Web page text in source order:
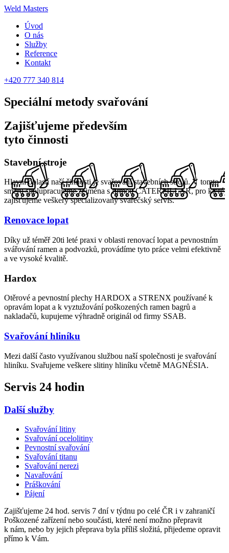
Weld Masters
Úvod
O nás
Služby
Reference
Kontakt
+420 777 340 814
Speciální metody svařování
Zajišťujeme především
tyto činnosti
Stavební stroje
Hlavní oblastí naší činnosti je svařování stavebních strojů. V tomto
směru spolupracujeme zejména s firmou CATERPILLAR, pro které
zajišťujeme veškerý specializovaný svařečský servis.
Renovace lopat
Díky už téměř 20ti leté praxi v oblasti renovací lopat a pevnostním
svářování ramen a podvozků, provádíme tyto práce velmi efektivně
a ve vysoké kvalitě.
Hardox
Otěrové a pevnostní plechy HARDOX a STRENX používané k
opravám lopat a k vyztužování poškozených ramen bagrů a
nakladačů, kupujeme výhradně originál od firmy SSAB.
Svařování hliníku
Mezi další často využívanou službou naší společnosti je svařování
hliníku. Svařujeme veškere slitiny hliníku včetně MAGNÉSIA.
Servis 24 hodin
Další služby
Svařování litiny
Svařování ocelolitiny
Pevnostní svařování
Svařování titanu
Svařování nerezi
Navařování
Práškování
Pájení
Zajišťujeme 24 hod. servis 7 dní v týdnu po celé ČR i v zahraničí
Poškozené zařízení nebo součásti, které není možno přepravit
k nám, nebo by jejich přeprava byla příliš složitá, přijedeme opravit
přímo k Vám.